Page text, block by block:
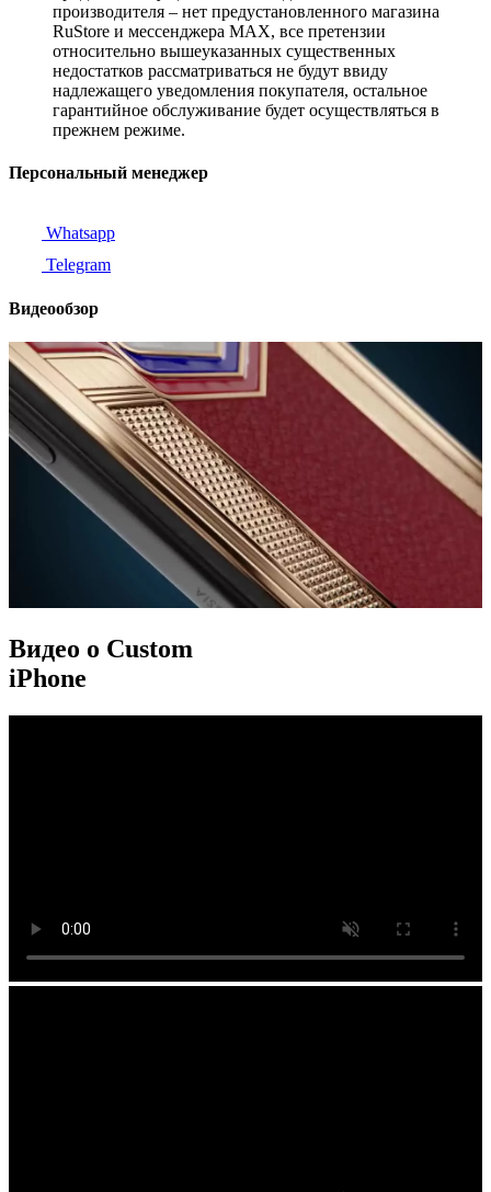
производителя – нет предустановленного магазина
RuStore и мессенджера MAX, все претензии
относительно вышеуказанных существенных
недостатков рассматриваться не будут ввиду
надлежащего уведомления покупателя, остальное
гарантийное обслуживание будет осуществляться в
прежнем режиме.
Персональный менеджер
Whatsapp
Telegram
Видеообзор
Видео о Custom
iPhone